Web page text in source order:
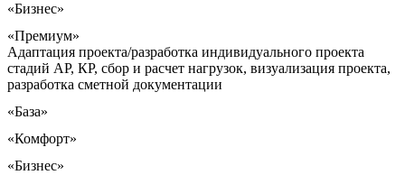
«Бизнес»
«Премиум»
Адаптация проекта/разработка индивидуального проекта
стадий АР, КР, сбор и расчет нагрузок, визуализация проекта,
разработка сметной документации
«База»
«Комфорт»
«Бизнес»